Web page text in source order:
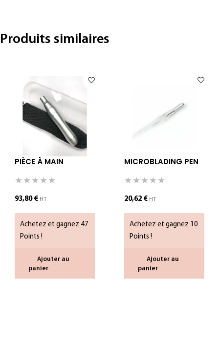
Produits similaires
PIÈCE À MAIN
93,80 € HT
Achetez et gagnez 47
Points !
Ajouter au
panier
MICROBLADING PEN
20,62 € HT
Achetez et gagnez 10
Points !
Ajouter au
panier